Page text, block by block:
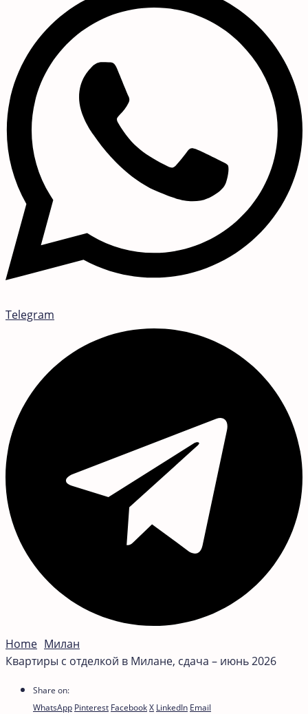
Telegram
Home Милан
Квартиры с отделкой в Милане, сдача – июнь 2026
Share on:
WhatsApp Pinterest FacebookX LinkedIn Email